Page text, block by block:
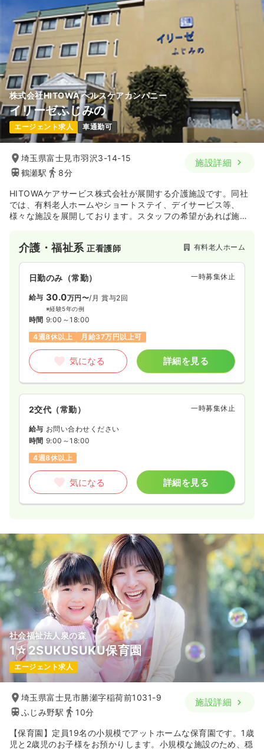
株式会社HITOWA ヘルスケアカンパニー
イリーゼふじみの
エージェント求人 車通勤可
埼玉県富士見市羽沢3-14-15
鶴瀬駅
8分
施設詳細
HITOWAケアサービス株式会社が展開する介護施設です。同社
では、有料老人ホームやショートステイ、デイサービス等、
様々な施設を展開しております。スタッフの希望があれば施設
介護・福祉系正看護師 有料老人ホーム
日勤のみ（常勤） 一時募集休止
給与 30.0万円〜/月 賞与2回
※経験5年の例
時間 9:00～18:00
4週8休以上
月給37万円以上可
気になる 詳細を見る
2交代（常勤） 一時募集休止
給与 お問い合わせください
時間 9:00～18:00
4週8休以上
気になる 詳細を見る
社会福祉法人泉の森
1☆2SUKUSUKU保育園
エージェント求人
埼玉県富士見市勝瀬字稲荷前1031-9
ふじみ野駅
10分
施設詳細
【保育園】定員19名の小規模でアットホームな保育園です。1歳
児と2歳児のお子様をお預かりします。小規模な施設のため、穏